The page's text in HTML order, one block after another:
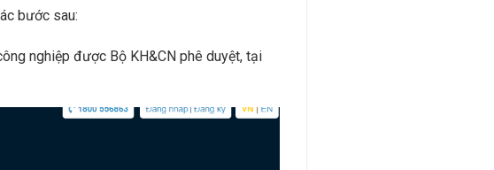
bước sau:
nghiệp được Bộ KH&CN phê duyệt, tại